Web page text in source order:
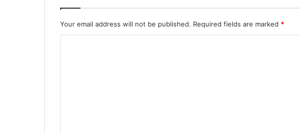
Your email address will not be published. Required fields are marked *